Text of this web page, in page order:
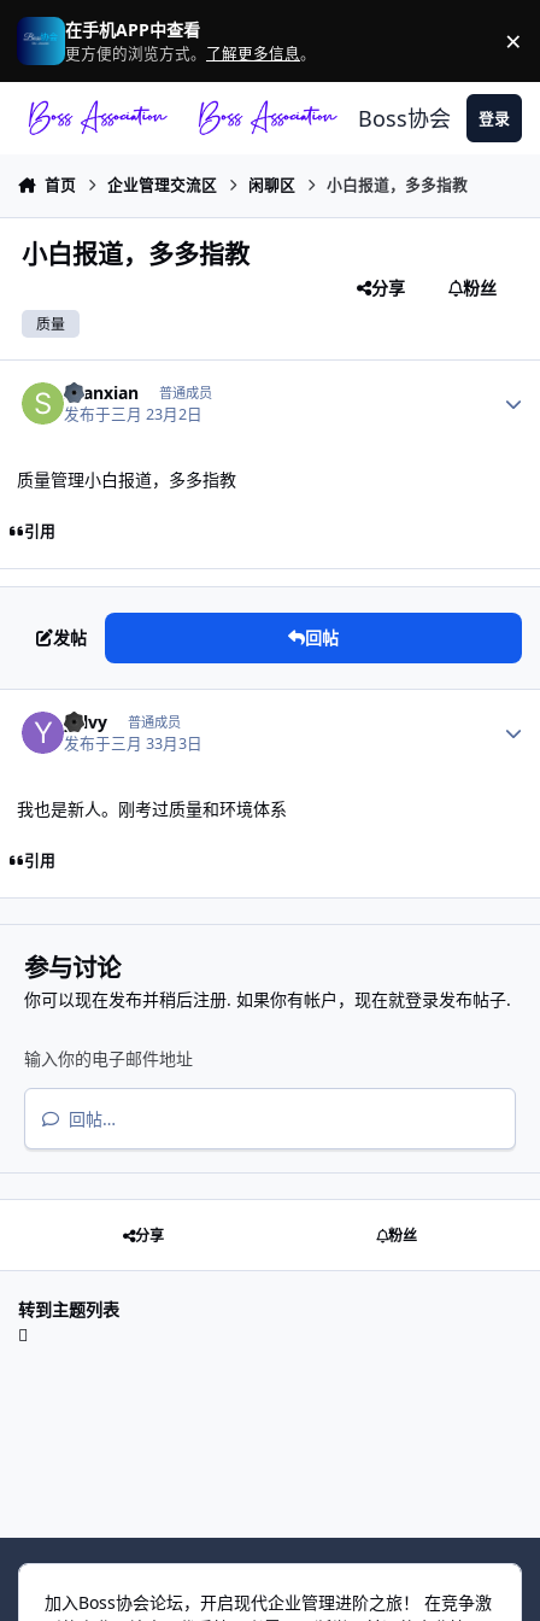
跳转到帖子
在手机APP中查看
更方便的浏览方式。 了解更多信息。 ×
Boss协会 登录
首页 企业管理交流区 闲聊区 小白报道，多多指教
小白报道，多多指教
质量
分享 粉丝
shanxian 普通成员
发布于三月 23月2日
质量管理小白报道，多多指教
引用
发帖 回帖
yelvy 普通成员
发布于三月 33月3日
我也是新人。刚考过质量和环境体系
引用
参与讨论
你可以现在发布并稍后注册. 如果你有帐户， 现在就登录发布帖子.
回帖…
分享 粉丝
转到主题列表
加入Boss协会论坛，开启现代企业管理进阶之旅！ 在竞争激